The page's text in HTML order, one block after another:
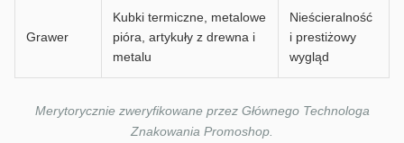
Grawer
Kubki termiczne, metalowe
pióra, artykuły z drewna i
metalu
Nieścieralność
i prestiżowy
wygląd
Merytorycznie zweryfikowane przez Głównego Technologa
Znakowania Promoshop.